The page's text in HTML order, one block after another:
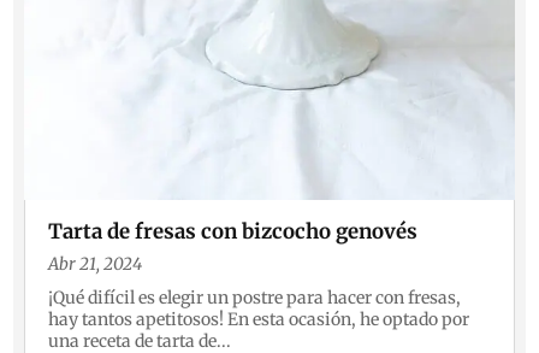
Tarta de fresas con bizcocho genovés
Abr 21, 2024
¡Qué difícil es elegir un postre para hacer con fresas,
hay tantos apetitosos! En esta ocasión, he optado por
una receta de tarta de...